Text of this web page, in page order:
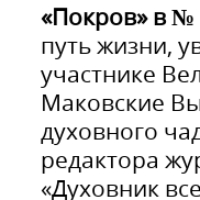
«Покров» в №
путь жизни,
участнике
Маковские
духовного
редактора
«Духовник